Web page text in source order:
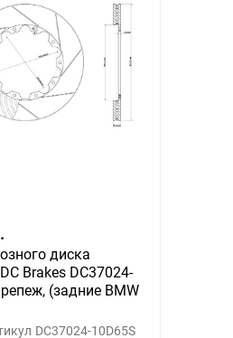
диска
Brakes DC37024-
(задние BMW
DC37024-10D65S